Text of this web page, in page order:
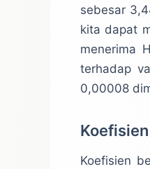
sebesar
kita dapat
menerima
terhadap
0,00008
Koefisien